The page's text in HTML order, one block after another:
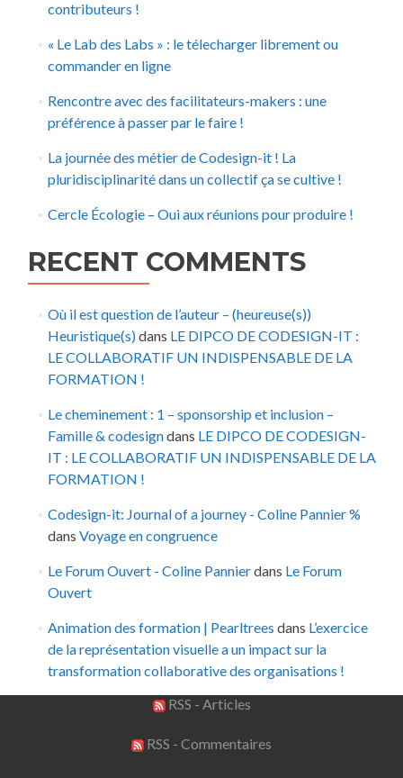
contributeurs !
« Le Lab des Labs » : le télecharger librement ou
commander en ligne
Rencontre avec des facilitateurs-makers : une
préférence à passer par le faire !
La journée des métier de Codesign-it ! La
pluridisciplinarité dans un collectif ça se cultive !
Cercle Écologie – Oui aux réunions pour produire !
RECENT COMMENTS
Où il est question de l’auteur – (heureuse(s))
Heuristique(s)dans LE DIPCO DE CODESIGN-IT :
LE COLLABORATIF UN INDISPENSABLE DE LA
FORMATION !
Le cheminement : 1 – sponsorship et inclusion –
Famille & codesigndans LE DIPCO DE CODESIGN-
IT : LE COLLABORATIF UN INDISPENSABLE DE LA
FORMATION !
Codesign-it: Journal of a journey - Coline Pannier %
dans Voyage en congruence
Le Forum Ouvert - Coline Pannierdans Le Forum
Ouvert
Animation des formation | Pearltrees dans L’exercice
de la représentation visuelle a un impact sur la
transformation collaborative des organisations !
RSS - Articles
RSS - Commentaires